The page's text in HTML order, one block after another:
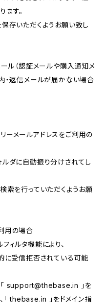
ます。
存いただくようお願い致し
ル（認証メールや購入通知メ
・返信メールが届かない場合
メールアドレスをご利用の
ルダに自動振り分けされてし
索を行っていただくようお願
用の場合
ィルタ機能により、
に受信拒否されている可能
support@thebase.in
」を
「 thebase.in 」をドメイン指